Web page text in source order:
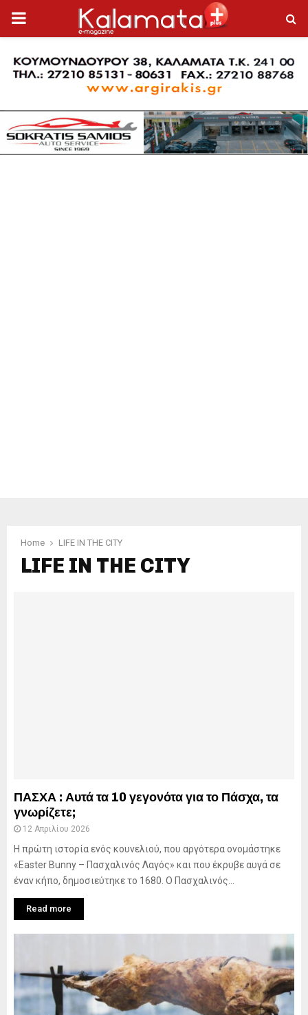
PRIMARY
MENU
Home LIFE IN THE CITY
LIFE IN THE CITY
ΠΑΣΧΑ : Αυτά τα 10 γεγονότα για το Πάσχα, τα
γνωρίζετε;
12 Απριλίου 2026
Η πρώτη ιστορία ενός κουνελιού, που αργότερα ονομάστηκε
«Easter Bunny – Πασχαλινός Λαγός» και που έκρυβε αυγά σε
έναν κήπο, δημοσιεύτηκε το 1680. Ο Πασχαλινός...
Read more